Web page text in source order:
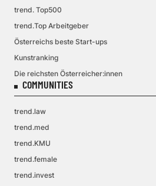
trend. Top500
trend.Top Arbeitgeber
Österreichs beste Start-ups
Kunstranking
Die reichsten Österreicher:innen
COMMUNITIES
trend.law
trend.med
trend.KMU
trend.female
trend.invest